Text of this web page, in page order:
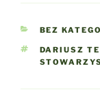
KATEGORIE
BEZ
TAGI
DARIUSZ